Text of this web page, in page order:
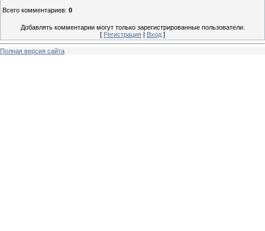
Всего комментариев: 0
Добавлять комментарии могут только зарегистрированные пользователи.
[ Регистрация | Вход ]
Полная версия сайта